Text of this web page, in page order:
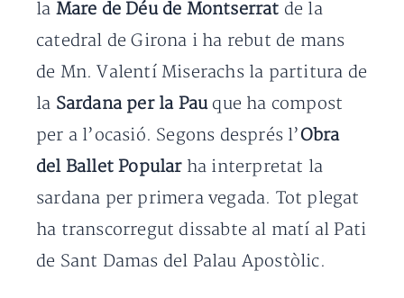
la Mare de Déu de Montserrat de la
catedral de Girona i ha rebut de mans
de Mn. Valentí Miserachs la partitura de
la Sardana per la Pauque ha compost
per a l’ocasió. Segons després l’Obra
del Ballet Popularha interpretat la
sardana per primera vegada. Tot plegat
ha transcorregut dissabte al matí al Pati
de Sant Damas del Palau Apostòlic.